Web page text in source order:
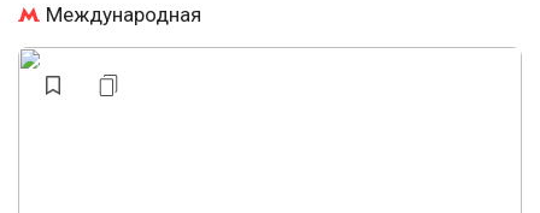
Международная